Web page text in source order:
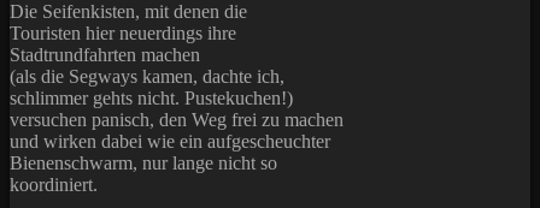
Die Seifenkisten, mit denen die
Touristen hier neuerdings ihre
Stadtrundfahrten machen
(als die Segways kamen, dachte ich,
schlimmer gehts nicht. Pustekuchen!)
versuchen panisch, den Weg frei zu machen
und wirken dabei wie ein aufgescheuchter
Bienenschwarm, nur lange nicht so
koordiniert.